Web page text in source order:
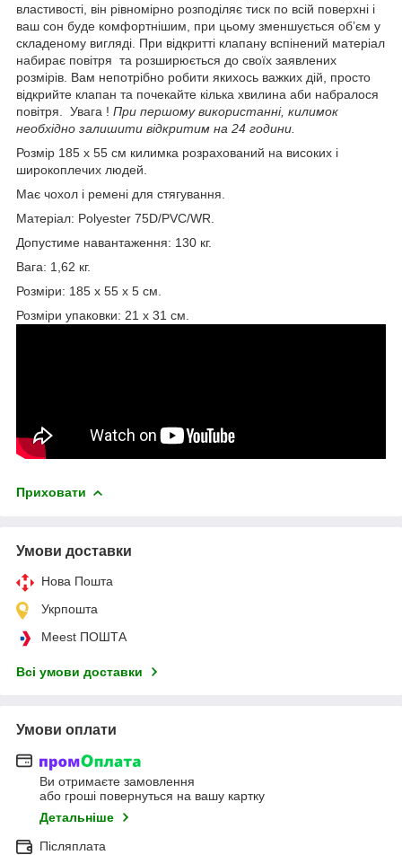
властивості, він рівномірно розподіляє тиск по всій поверхні і
ваш сон буде комфортнішим, при цьому зменшується об’єм у
складеному вигляді. При відкритті клапану вспінений матеріал
набирає повітря та розширюється до своїх заявлених
розмірів. Вам непотрібно робити якихось важких дій, просто
відкрийте клапан та почекайте кілька хвилина аби набралося
повітря. Увага ! При першому використанні, килимок
необхідно залишити відкритим на 24 години.
Розмір 185 х 55 см килимка розрахований на високих і
широкоплечих людей.
Має чохол і ремені для стягування.
Матеріал: Polyester 75D/PVC/WR.
Допустиме навантаження: 130 кг.
Вага: 1,62 кг.
Розміри: 185 х 55 х 5 см.
Розміри упаковки: 21 x 31 см.
Приховати
Умови доставки
Нова Пошта
Укрпошта
Meest ПОШТА
Всі умови доставки
Умови оплати
Ви отримаєте замовлення
або гроші повернуться на вашу картку
Детальніше
Післяплата